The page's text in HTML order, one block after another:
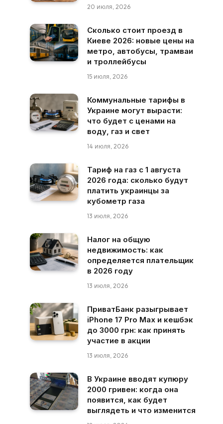
20 июля, 2026
Сколько стоит проезд в
Киеве 2026: новые цены на
метро, автобусы, трамваи
и троллейбусы
15 июля, 2026
Коммунальные тарифы в
Украине могут вырасти:
что будет с ценами на
воду, газ и свет
14 июля, 2026
Тариф на газ с 1 августа
2026 года: сколько будут
платить украинцы за
кубометр газа
13 июля, 2026
Налог на общую
недвижимость: как
определяется плательщик
в 2026 году
13 июля, 2026
ПриватБанк разыгрывает
iPhone 17 Pro Max и кешбэк
до 3000 грн: как принять
участие в акции
13 июля, 2026
В Украине вводят купюру
2000 гривен: когда она
появится, как будет
выглядеть и что изменится